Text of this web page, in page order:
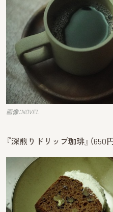
画像：NOVEL
『深煎りドリップ珈琲』（650円